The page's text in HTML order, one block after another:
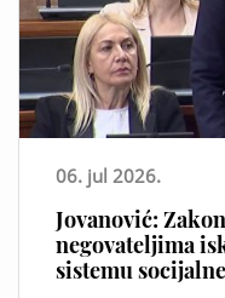
06. jul 2026.
Jovanović:
negovateljima
sistemu